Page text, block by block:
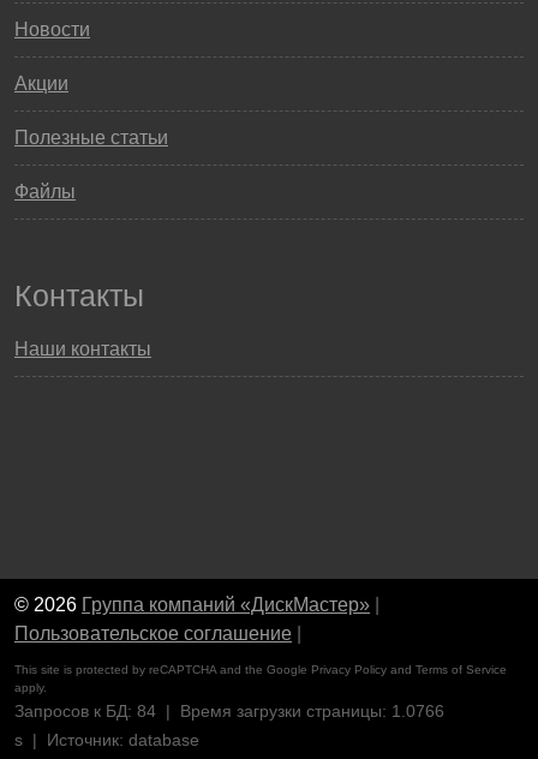
Новости
Акции
Полезные статьи
Файлы
Контакты
Наши контакты
© 2026 Группа компаний «ДискМастер»
Пользовательское соглашение
This site is protected by reCAPTCHA and the Google Privacy Policy and Terms of Service
apply.
Запросов к БД: 84 | Время загрузки страницы: 1.0766
s | Источник: database